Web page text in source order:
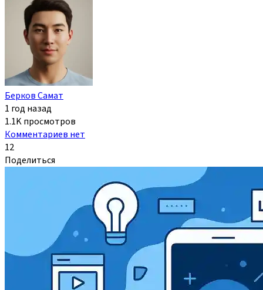
Берков Самат
1 год назад
1.1K просмотров
Комментариев нет
12
Поделиться